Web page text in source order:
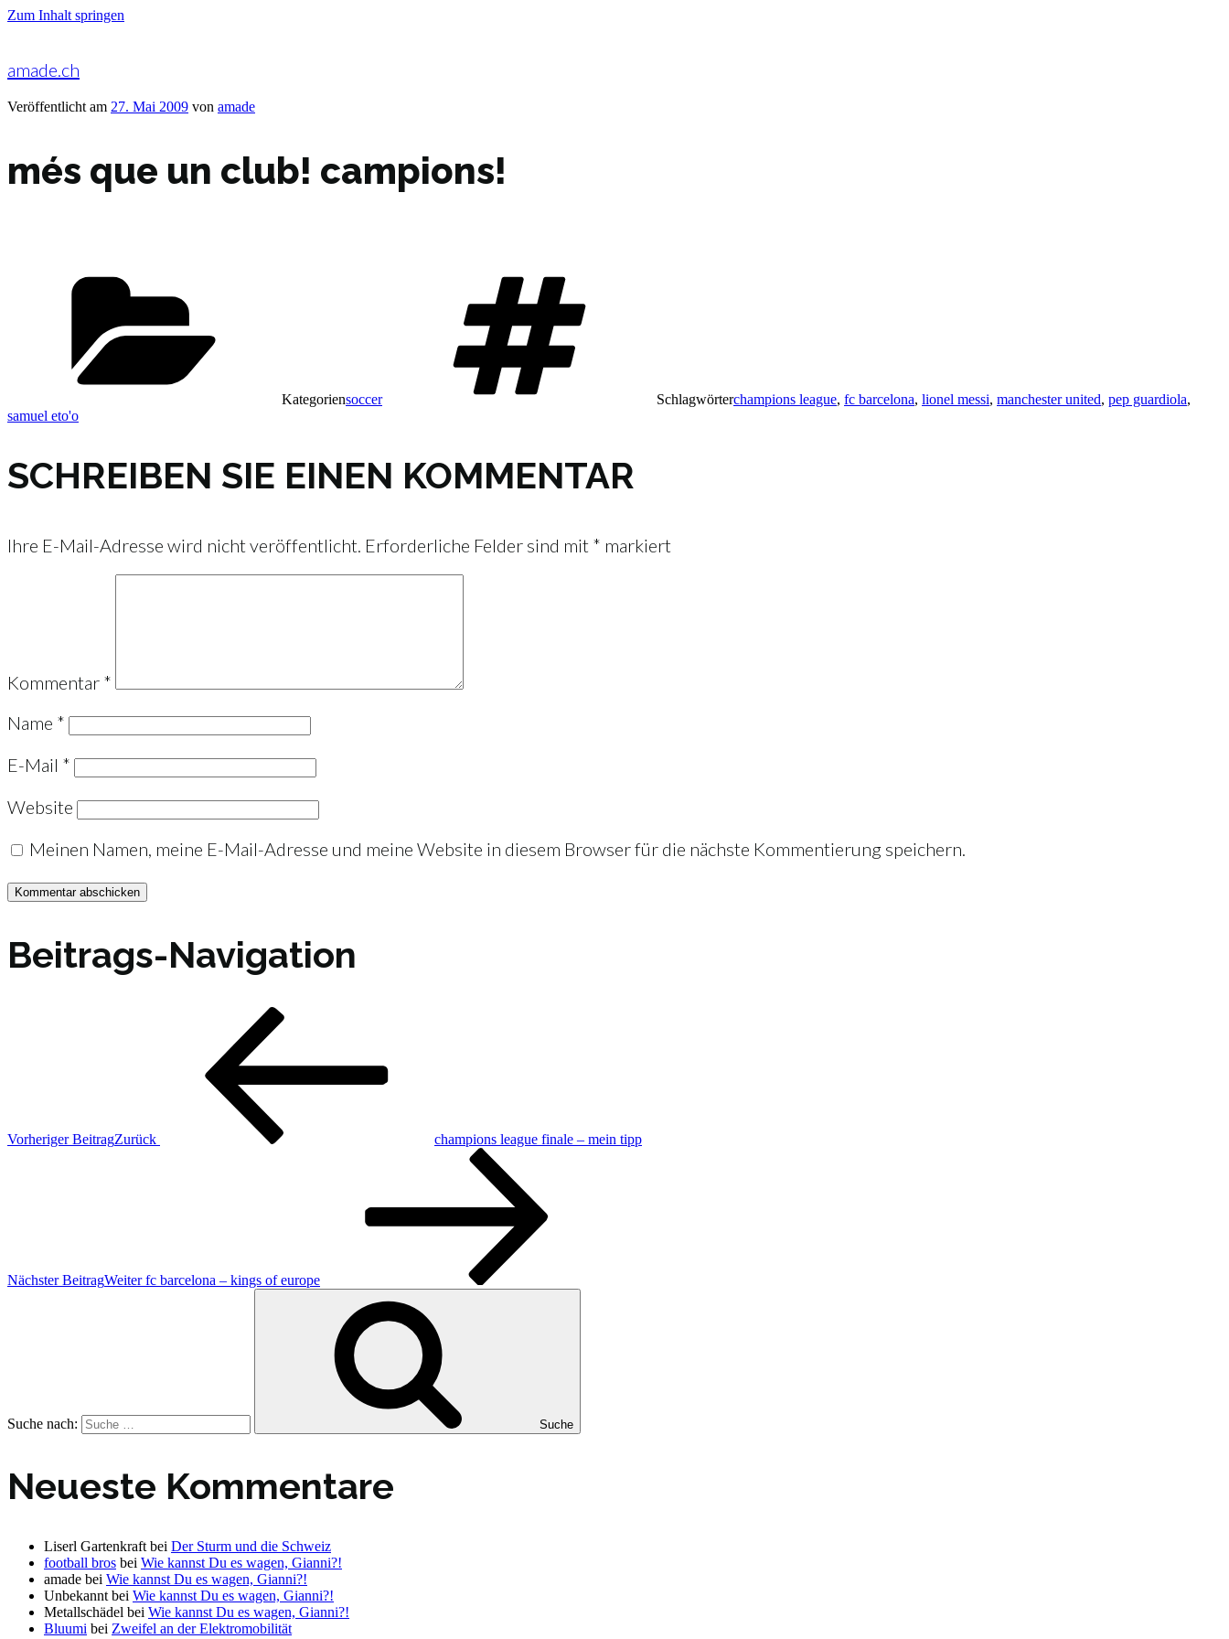
Zum Inhalt springen
amade.ch
Veröffentlicht am 27. Mai 2009 von amade
més que un club! campions!
Kategoriensoccer Schlagwörterchampions league, fc barcelona, lionel messi, manchester united, pep guardiola,
samuel eto'o
SCHREIBEN SIE EINEN KOMMENTAR
Ihre E-Mail-Adresse wird nicht veröffentlicht. Erforderliche Felder sind mit * markiert
Kommentar *
Name *
E-Mail *
Website
Meinen Namen, meine E-Mail-Adresse und meine Website in diesem Browser für die nächste Kommentierung speichern.
Beitrags-Navigation
Vorheriger BeitragZurück champions league finale – mein tipp
Nächster BeitragWeiter fc barcelona – kings of europe
Suche nach: Suche
Neueste Kommentare
Liserl Gartenkraft bei Der Sturm und die Schweiz
football bros bei Wie kannst Du es wagen, Gianni?!
amade bei Wie kannst Du es wagen, Gianni?!
Unbekannt bei Wie kannst Du es wagen, Gianni?!
Metallschädel bei Wie kannst Du es wagen, Gianni?!
Bluumi bei Zweifel an der Elektromobilität